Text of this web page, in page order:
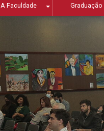
A Faculdade Graduação